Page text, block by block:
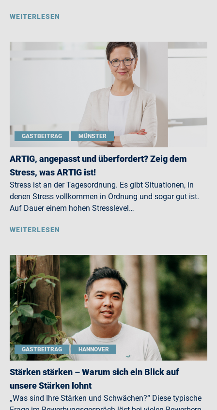
WEITERLESEN
GASTBEITRAG MÜNSTER
ARTIG, angepasst und überfordert? Zeig dem
Stress, was ARTIG ist!
Stress ist an der Tagesordnung. Es gibt Situationen, in
denen Stress vollkommen in Ordnung und sogar gut ist.
Auf Dauer einem hohen Stresslevel…
WEITERLESEN
GASTBEITRAG HANNOVER
Stärken stärken – Warum sich ein Blick auf
unsere Stärken lohnt
„Was sind Ihre Stärken und Schwächen?“ Diese typische